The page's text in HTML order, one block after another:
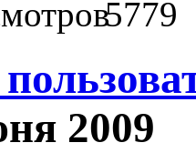
5779
2009